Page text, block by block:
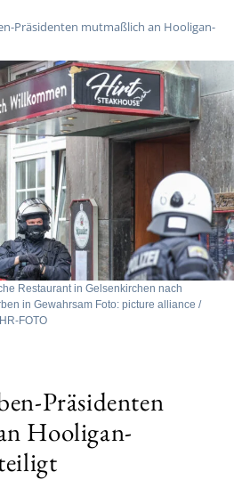
Präsidenten mutmaßlich an Hooligan-
Restaurant in Gelsenkirchen nach
in Gewahrsam Foto: picture alliance /
FOTO
Präsidenten
Hooligan-